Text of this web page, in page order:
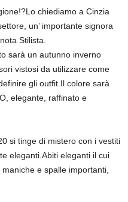
chiediamo a Cinzia
un’ importante signora
Stilista.
sarà un autunno inverno
vistosi da utilizzare come
gli outfit.Il colore sarà
elegante, raffinato e
si tinge di mistero con i vestiti
eleganti.Abiti eleganti il cui
e spalle importanti,